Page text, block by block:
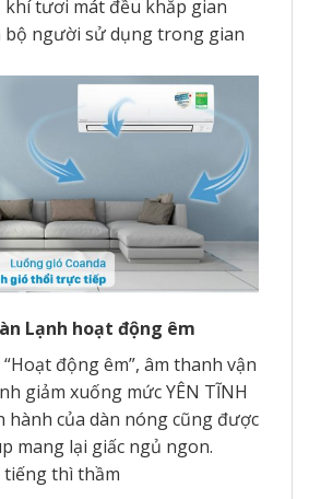
khí tươi mát đều khắp gian
bộ người sử dụng trong gian
Lạnh hoạt động êm
động êm”, âm thanh vận
giảm xuống mức YÊN TĨNH
hành của dàn nóng cũng được
mang lại giấc ngủ ngon.
tiếng thì thầm